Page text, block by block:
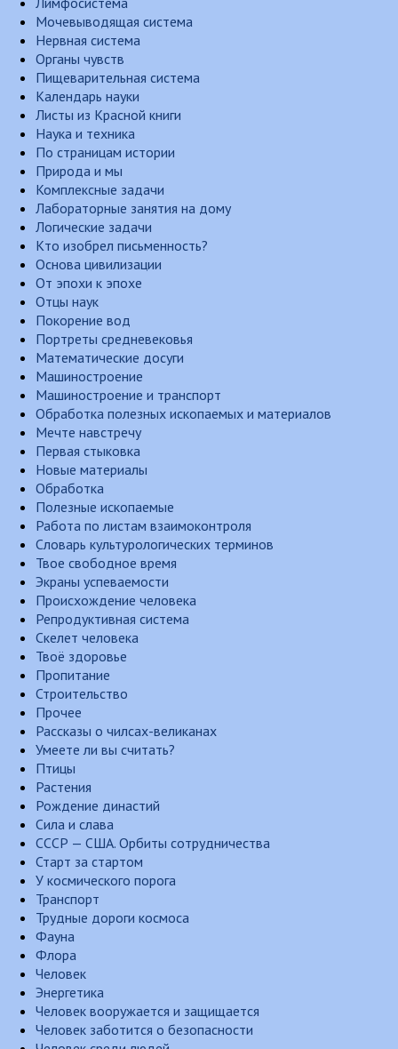
Мочевыводящая система
Нервная система
Органы чувств
Пищеварительная система
Календарь науки
Листы из Красной книги
Наука и техника
По страницам истории
Природа и мы
Комплексные задачи
Лабораторные занятия на дому
Логические задачи
Кто изобрел письменность?
Основа цивилизации
От эпохи к эпохе
Отцы наук
Покорение вод
Портреты средневековья
Математические досуги
Машиностроение
Машиностроение и транспорт
Обработка полезных ископаемых и материалов
Мечте навстречу
Первая стыковка
Новые материалы
Обработка
Полезные ископаемые
Работа по листам взаимоконтроля
Словарь культурологических терминов
Твое свободное время
Экраны успеваемости
Происхождение человека
Репродуктивная система
Скелет человека
Твоё здоровье
Пропитание
Строительство
Прочее
Рассказы о чилсах-великанах
Умеете ли вы считать?
Птицы
Растения
Рождение династий
Сила и слава
СССР — США. Орбиты сотрудничества
Старт за стартом
У космического порога
Транспорт
Трудные дороги космоса
Фауна
Флора
Человек
Энергетика
Человек вооружается и защищается
Человек заботится о безопасности